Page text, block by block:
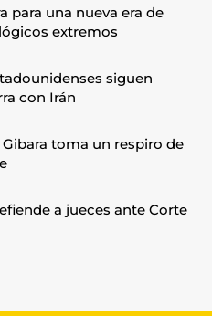
para una nueva era de
extremos
siguen
con Irán
toma un respiro de
a jueces ante Corte